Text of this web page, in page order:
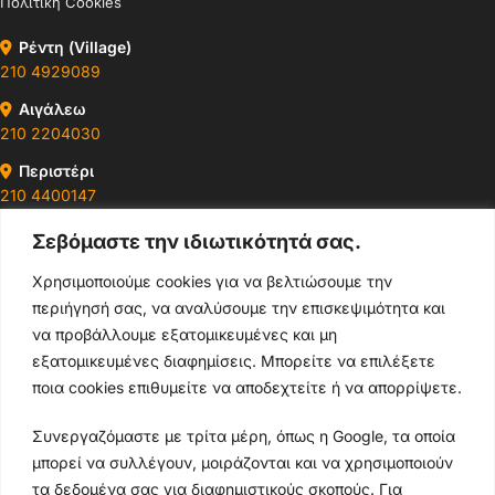
Σεβόμαστε την ιδιωτικότητά σας.
Χρησιμοποιούμε cookies για να βελτιώσουμε την
περιήγησή σας, να αναλύσουμε την επισκεψιμότητα και
να προβάλλουμε εξατομικευμένες και μη
εξατομικευμένες διαφημίσεις. Μπορείτε να επιλέξετε
ποια cookies επιθυμείτε να αποδεχτείτε ή να απορρίψετε.
Συνεργαζόμαστε με τρίτα μέρη, όπως η Google, τα οποία
μπορεί να συλλέγουν, μοιράζονται και να χρησιμοποιούν
τα δεδομένα σας για διαφημιστικούς σκοπούς. Για
Ρέντη (Village)
210 4929089
Αιγάλεω
210 2204030
Περιστέρι
210 4400147
Ωράρια & Διευθύνσεις →
210 4929089
Κεντρικό τηλέφωνο
info@thikishop.gr
Δευ - Σάβ: 10:00 - 21:00